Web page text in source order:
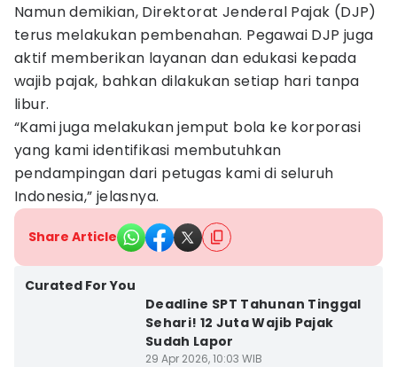
Namun demikian, Direktorat Jenderal Pajak (DJP)
terus melakukan pembenahan. Pegawai DJP juga
aktif memberikan layanan dan edukasi kepada
wajib pajak, bahkan dilakukan setiap hari tanpa
libur.
“Kami juga melakukan jemput bola ke korporasi
yang kami identifikasi membutuhkan
pendampingan dari petugas kami di seluruh
Indonesia,” jelasnya.
Share Article
Curated For You
Deadline SPT Tahunan Tinggal
Sehari! 12 Juta Wajib Pajak
Sudah Lapor
29 Apr 2026, 10:03 WIB